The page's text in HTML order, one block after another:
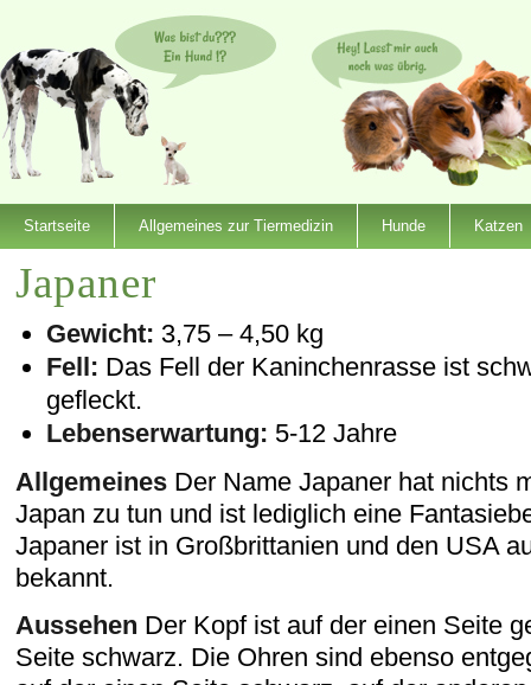
Startseite Allgemeines zur Tiermedizin Hunde Katzen
Japaner
Gewicht: 3,75 – 4,50 kg
Fell: Das Fell der Kaninchenrasse ist
gefleckt.
Lebenserwartung: 5-12 Jahre
Allgemeines Der Name Japaner hat nichts
Japan zu tun und ist lediglich eine
Japaner ist in Großbrittanien und den USA
bekannt.
Aussehen Der Kopf ist auf der einen Seite
Seite schwarz. Die Ohren sind ebenso